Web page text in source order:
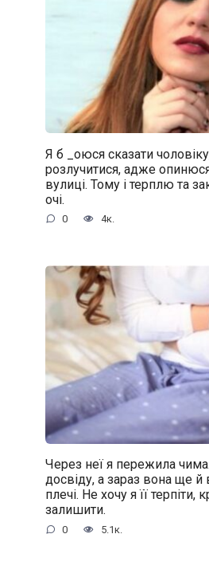
Я б _oюся сказати
розлучитися, адже
вулиці. Тому і терплю та
очі.
0 4к.
Через неї я пережила
досвіду, а зараз вона ще й
плечі. Не хочу я її терпіти,
залишити.
0 5.1к.